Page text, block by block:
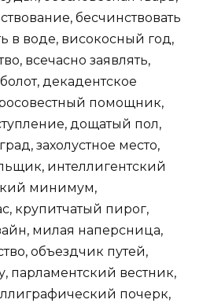
бесчинствовать
в воде, високосный год,
всечасно заявлять,
декадентское
помощник,
дощатый пол,
захолустное место,
интеллигентский
минимум,
крупитчатый пирог,
милая наперсница,
объездчик путей,
парламентский вестник,
почерк,